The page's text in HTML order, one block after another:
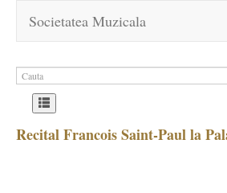
Societatea Muzicala
Recital Francois Saint-Paul la